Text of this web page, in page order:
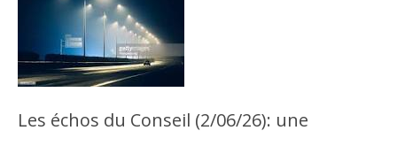
Les échos du Conseil (2/06/26): une